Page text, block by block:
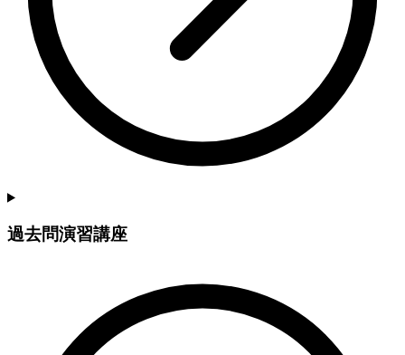
過去問演習講座